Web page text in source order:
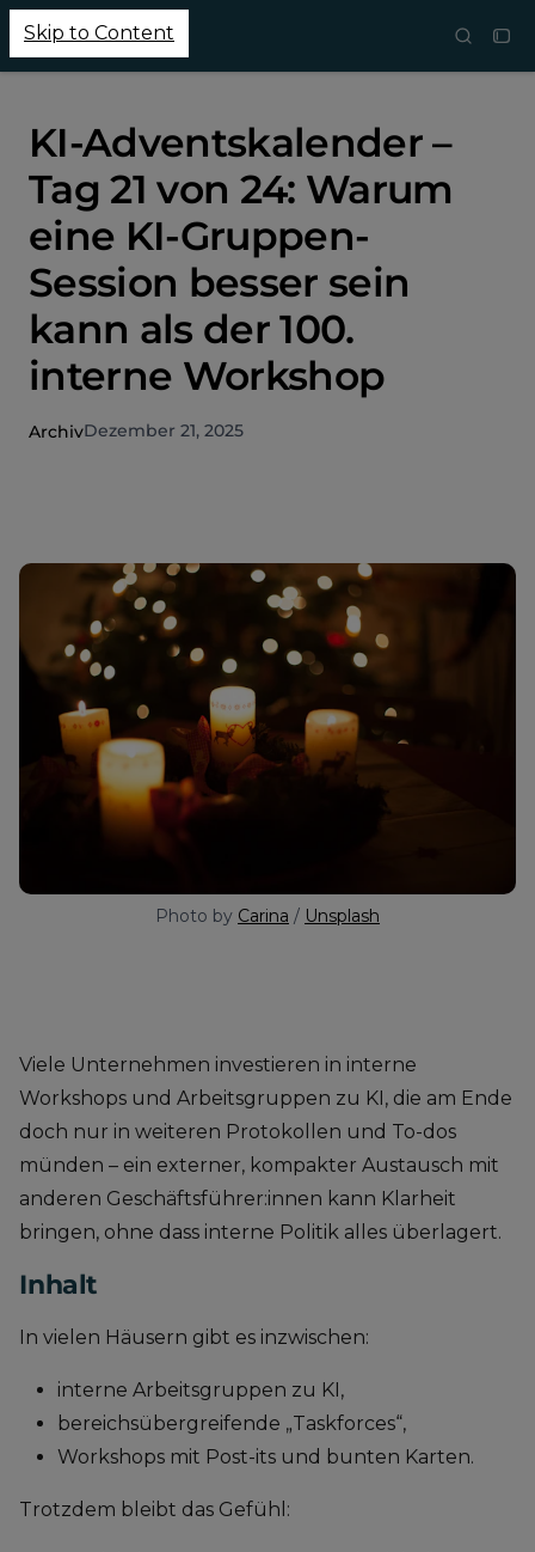
Skip to Content
KI-Adventskalender –
Tag 21 von 24: Warum
eine KI-Gruppen-
Session besser sein
kann als der 100.
interne Workshop
ArchivDezember 21, 2025
Photo by Carina / Unsplash
Viele Unternehmen investieren in interne
Workshops und Arbeitsgruppen zu KI, die am Ende
doch nur in weiteren Protokollen und To-dos
münden – ein externer, kompakter Austausch mit
anderen Geschäftsführer:innen kann Klarheit
bringen, ohne dass interne Politik alles überlagert.
Inhalt
In vielen Häusern gibt es inzwischen:
interne Arbeitsgruppen zu KI,
bereichsübergreifende „Taskforces“,
Workshops mit Post-its und bunten Karten.
Trotzdem bleibt das Gefühl: